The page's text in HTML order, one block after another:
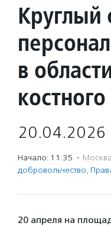
Круглый
в
20.04.2026
Начало: 11:35 · Москва
доброволь­чест­во,
20 апреля на